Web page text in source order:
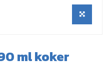
ml koker